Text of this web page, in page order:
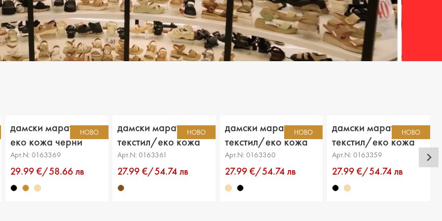
ДЕТСКИ ОБУВКИ
ДЕТСКИ БОТИ
МЪЖКИ ЧАНТИ
НОВО
дамски маратонки
еко кожа черни
Арт.N: 0163369
29.99 €/58.66 лв
НОВО
дамски маратонки
текстил/еко кожа
кафяви
Арт.N: 0163361
27.99 €/54.74 лв
НОВО
дамски маратонки
текстил/еко кожа
бежови
Арт.N: 0163360
27.99 €/54.74 лв
НОВО
дамски маратонки
текстил/еко кожа
черни
Арт.N: 0163359
27.99 €/54.74 лв